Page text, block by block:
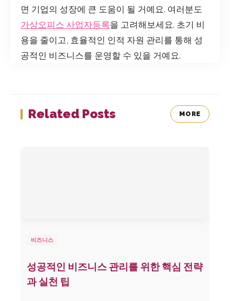
면 기업의 성장에 큰 도움이 될 거예요. 여러분도
가상오피스 사업자등록을 고려해보세요. 초기 비
용을 줄이고, 효율적인 인적 자원 관리를 통해 성
공적인 비즈니스를 운영할 수 있을 거예요.
Related Posts MORE
비즈니스
성공적인 비즈니스 관리를 위한 핵심 전략
과 실천 팁